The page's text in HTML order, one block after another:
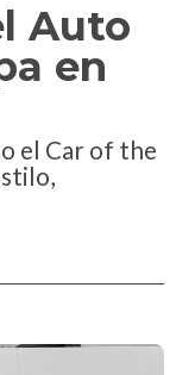
Auto
en
el Car of the